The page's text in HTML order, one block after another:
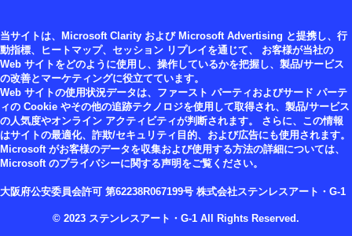
当サイトは、Microsoft Clarity および Microsoft Advertising と提携し、行
動指標、ヒートマップ、セッション リプレイを通じて、 お客様が当社の
Web サイトをどのように使用し、操作しているかを把握し、製品/サービス
の改善とマーケティングに役立てています。
Web サイトの使用状況データは、ファースト パーティおよびサード パーテ
ィの Cookie やその他の追跡テクノロジを使用して取得され、製品/サービス
の人気度やオンライン アクティビティが判断されます。 さらに、この情報
はサイトの最適化、詐欺/セキュリティ目的、および広告にも使用されます。
Microsoft がお客様のデータを収集および使用する方法の詳細については、
Microsoft のプライバシーに関する声明をご覧ください。
大阪府公安委員会許可 第62238R067199号 株式会社ステンレスアート・G-1
© 2023 ステンレスアート・G-1 All Rights Reserved.